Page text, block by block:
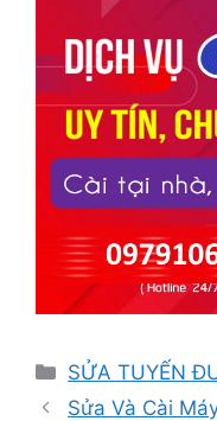
Danh
mục
SỬA TUYẾN
Sửa Và Cài